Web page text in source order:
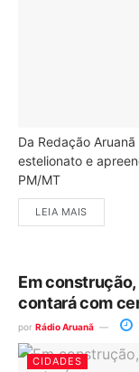
Da Redação
estelionato e
PM/MT
LEIA MAIS
Em
contará com
por Rádio Aruanã
CIDADES